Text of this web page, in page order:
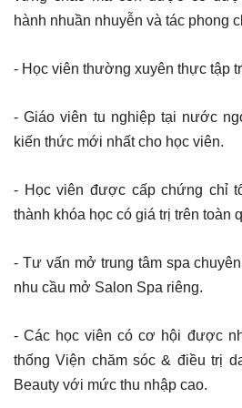
hành nhuần nhuyễn và tác phong
- Học viên thường xuyên thực tập
- Giáo viên tu nghiệp tại nước
kiến thức mới nhất cho học viên.
- Học viên được cấp chứng chỉ
thành khóa học có giá trị trên toàn
- Tư vấn mở trung tâm spa
nhu cầu mở Salon Spa riêng.
- Các học viên có cơ hội được
thống Viện chăm sóc & điều trị
Beauty với mức thu nhập cao.